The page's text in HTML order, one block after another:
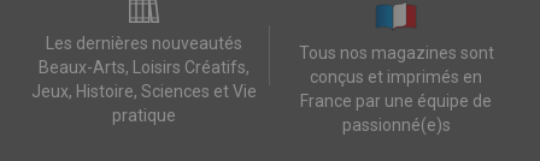
Les dernières nouveautés
Beaux-Arts, Loisirs Créatifs,
Jeux, Histoire, Sciences et Vie
pratique
Tous nos magazines sont
conçus et imprimés en
France par une équipe de
passionné(e)s